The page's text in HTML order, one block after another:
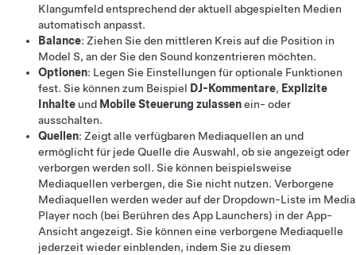
Klangumfeld entsprechend der aktuell abgespielten Medien
automatisch anpasst.
Balance: Ziehen Sie den mittleren Kreis auf die Position in
Model S, an der Sie den Sound konzentrieren möchten.
Optionen: Legen Sie Einstellungen für optionale Funktionen
fest. Sie können zum Beispiel DJ-Kommentare, Explizite
Inhalte und Mobile Steuerung zulassenein- oder
ausschalten.
Quellen: Zeigt alle verfügbaren Mediaquellen an und
ermöglicht für jede Quelle die Auswahl, ob sie angezeigt oder
verborgen werden soll. Sie können beispielsweise
Mediaquellen verbergen, die Sie nicht nutzen. Verborgene
Mediaquellen werden weder auf der Dropdown-Liste im Media
Player noch (bei Berühren des App Launchers) in der App-
Ansicht angezeigt. Sie können eine verborgene Mediaquelle
jederzeit wieder einblenden, indem Sie zu diesem